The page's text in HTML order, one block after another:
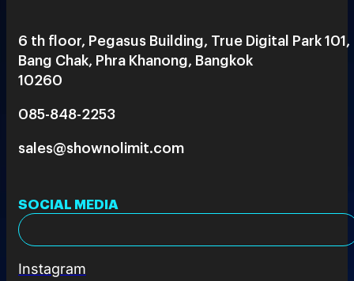
6 th floor, Pegasus Building, True Digital Park 101,
Bang Chak, Phra Khanong, Bangkok
10260
085-848-2253
sales@shownolimit.com
SOCIAL MEDIA
Instagram